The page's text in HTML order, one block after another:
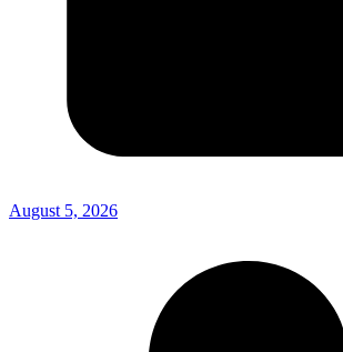
August 5, 2026